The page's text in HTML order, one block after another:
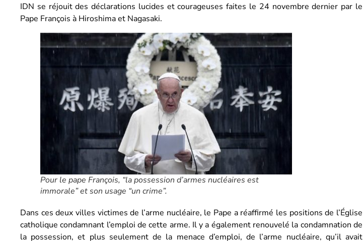
IDN se réjouit des déclarations lucides et courageuses faites le 24 novembre dernier par le
Pape François à Hiroshima et Nagasaki.
Pour le pape François, “la possession d’armes nucléaires est
immorale” et son usage “un crime”.
Dans ces deux villes victimes de l’arme nucléaire, le Pape a réaffirmé les positions de l’Église
catholique condamnant l’emploi de cette arme. Il y a également renouvelé la condamnation de
la possession, et plus seulement de la menace d’emploi, de l’arme nucléaire, qu’il avait